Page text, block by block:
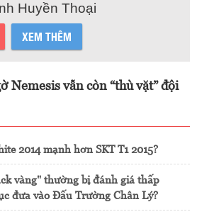
Huyền Thoại
XEM THÊM
Nemesis vẫn còn “thù vặt” đội
2014 mạnh hơn SKT T1 2015?
vàng" thường bị đánh giá thấp
đưa vào Đấu Trường Chân Lý?